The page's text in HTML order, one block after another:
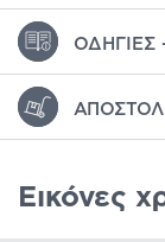
ΟΔΗΓΊΕΣ
Εικόνες